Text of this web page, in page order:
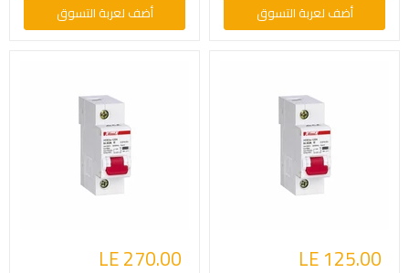
أضف لعربة التسوق
أضف لعربة التسوق
LE 125.00
LE 270.00